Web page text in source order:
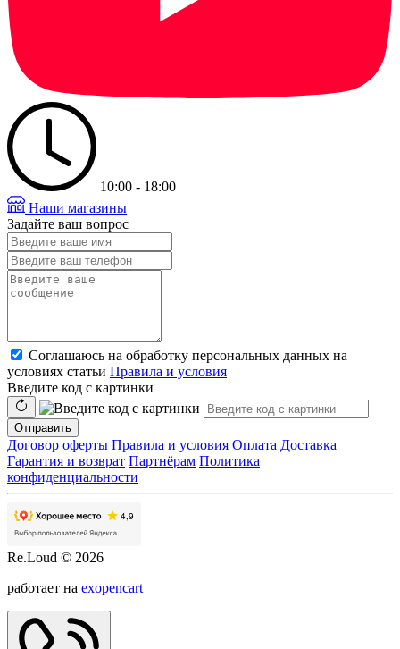
10:00 - 18:00
Наши магазины
Задайте ваш вопрос
Соглашаюсь на обработку персональных данных на
условиях статьи Правила и условия
Введите код с картинки
Отправить
Договор оферты Правила и условия Оплата Доставка
Гарантия и возврат Партнёрам Политика
конфиденциальности
Re.Loud © 2026
работает на exopencart